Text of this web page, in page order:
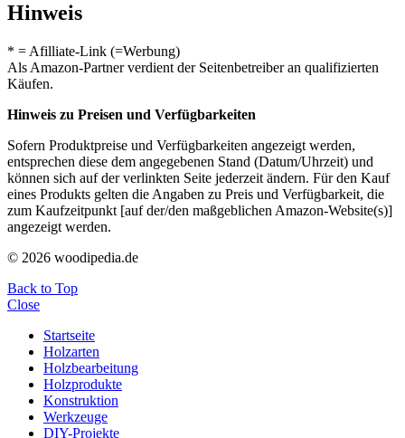
Hinweis
* = Afilliate-Link (=Werbung)
Als Amazon-Partner verdient der Seitenbetreiber an qualifizierten
Käufen.
Hinweis zu Preisen und Verfügbarkeiten
Sofern Produktpreise und Verfügbarkeiten angezeigt werden,
entsprechen diese dem angegebenen Stand (Datum/Uhrzeit) und
können sich auf der verlinkten Seite jederzeit ändern. Für den Kauf
eines Produkts gelten die Angaben zu Preis und Verfügbarkeit, die
zum Kaufzeitpunkt [auf der/den maßgeblichen Amazon-Website(s)]
angezeigt werden.
© 2026 woodipedia.de
Back to Top
Close
Startseite
Holzarten
Holzbearbeitung
Holzprodukte
Konstruktion
Werkzeuge
DIY-Projekte